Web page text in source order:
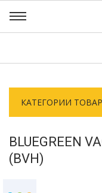
КАТЕГОРИИ
BLUEGREEN
(BVH)